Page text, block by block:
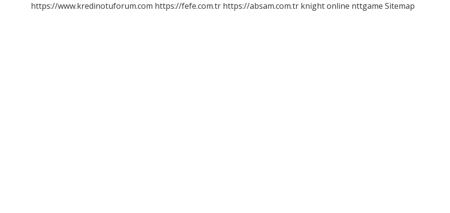
https://www.kredinotuforum.com https://fefe.com.tr https://absam.com.tr knight online nttgame Sitemap